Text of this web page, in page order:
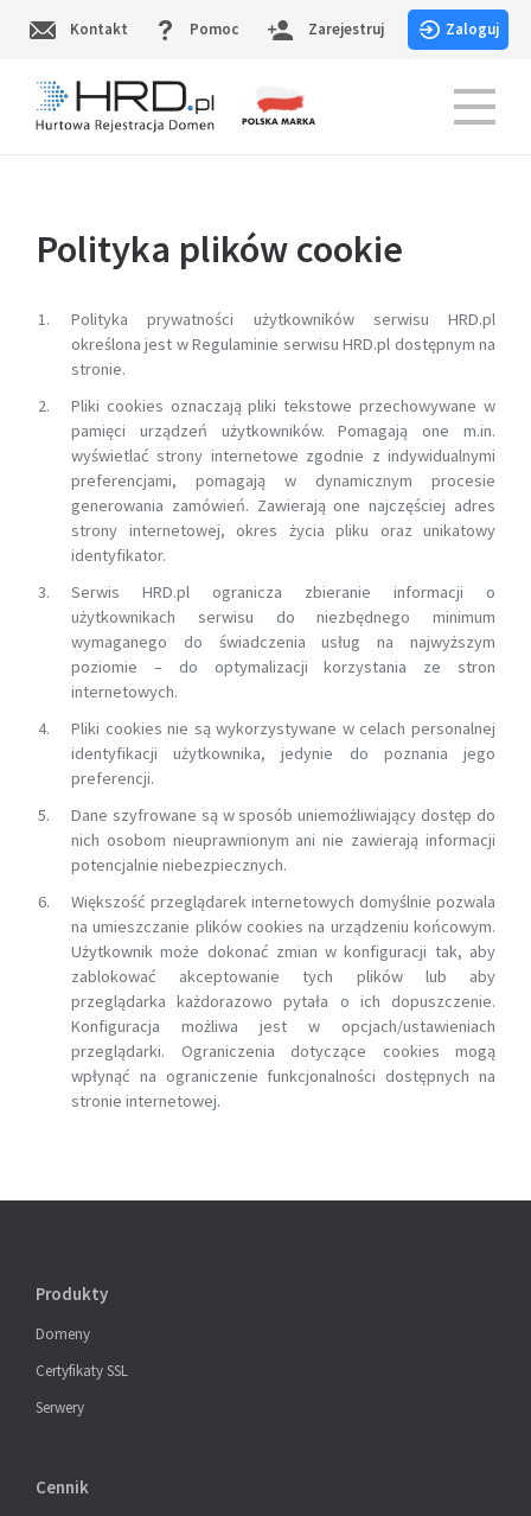
Kontakt Pomoc Zarejestruj Zaloguj
HRD.pl – Hurtowa Rejestracja Domen
Polityka plików cookie
Polityka prywatności użytkowników serwisu HRD.pl
określona jest w Regulaminie serwisu HRD.pl dostępnym na
stronie.
Pliki cookies oznaczają pliki tekstowe przechowywane w
pamięci urządzeń użytkowników. Pomagają one m.in.
wyświetlać strony internetowe zgodnie z indywidualnymi
preferencjami, pomagają w dynamicznym procesie
generowania zamówień. Zawierają one najczęściej adres
strony internetowej, okres życia pliku oraz unikatowy
identyfikator.
Serwis HRD.pl ogranicza zbieranie informacji o
użytkownikach serwisu do niezbędnego minimum
wymaganego do świadczenia usług na najwyższym
poziomie – do optymalizacji korzystania ze stron
internetowych.
Pliki cookies nie są wykorzystywane w celach personalnej
identyfikacji użytkownika, jedynie do poznania jego
preferencji.
Dane szyfrowane są w sposób uniemożliwiający dostęp do
nich osobom nieuprawnionym ani nie zawierają informacji
potencjalnie niebezpiecznych.
Większość przeglądarek internetowych domyślnie pozwala
na umieszczanie plików cookies na urządzeniu końcowym.
Użytkownik może dokonać zmian w konfiguracji tak, aby
zablokować akceptowanie tych plików lub aby
przeglądarka każdorazowo pytała o ich dopuszczenie.
Konfiguracja możliwa jest w opcjach/ustawieniach
przeglądarki. Ograniczenia dotyczące cookies mogą
wpłynąć na ograniczenie funkcjonalności dostępnych na
stronie internetowej.
Produkty
Domeny
Certyfikaty SSL
Serwery
Cennik